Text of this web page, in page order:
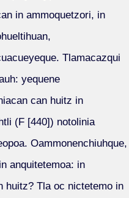
in ammoquetzori, in
Tlamacazqui
yequene
can huitz in
(F [440]) notolinia
Oammonenchiuhque,
anquitetemoa: in
huitz? Tla oc nictetemo in